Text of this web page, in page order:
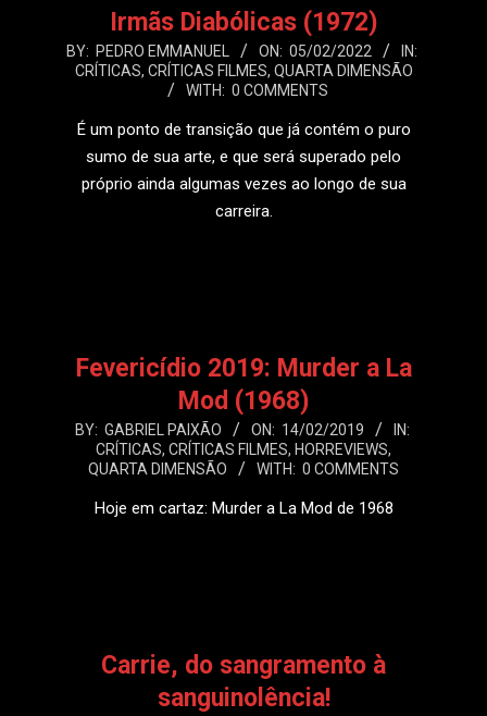
Irmãs Diabólicas (1972)
2022-
02-
BY: PEDRO EMMANUEL ON: 05/02/2022
IN:
CRÍTICAS, CRÍTICAS FILMES, QUARTA DIMENSÃO
WITH: 0 COMMENTS
É um ponto de transição que já contém o puro
sumo de sua arte, e que será superado pelo
próprio ainda algumas vezes ao longo de sua
carreira.
Fevericídio 2019: Murder a La
Mod (1968)
2019-
BY: GABRIEL PAIXÃO ON: 14/02/2019
IN:
CRÍTICAS, CRÍTICAS FILMES, HORREVIEWS,
QUARTA DIMENSÃO
WITH: 0 COMMENTS
Hoje em cartaz: Murder a La Mod de 1968
Carrie, do sangramento à
sanguinolência!